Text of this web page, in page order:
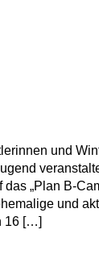
und
das „Plan B-
und
16 […]